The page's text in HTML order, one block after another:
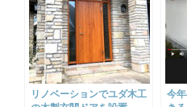
リノベーションでユダ木工
今